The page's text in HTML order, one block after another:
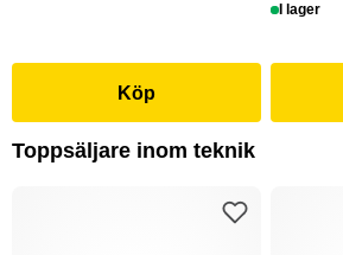
Köp
I lager
Toppsäljare inom teknik